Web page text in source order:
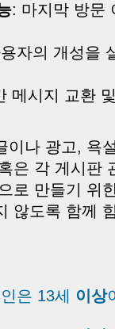
: 마지막 방문
자의 개성을
메시지 교환
이나 광고, 욕
은 각 게시판
로 만들기 위
않도록 함께
은 13세 이상